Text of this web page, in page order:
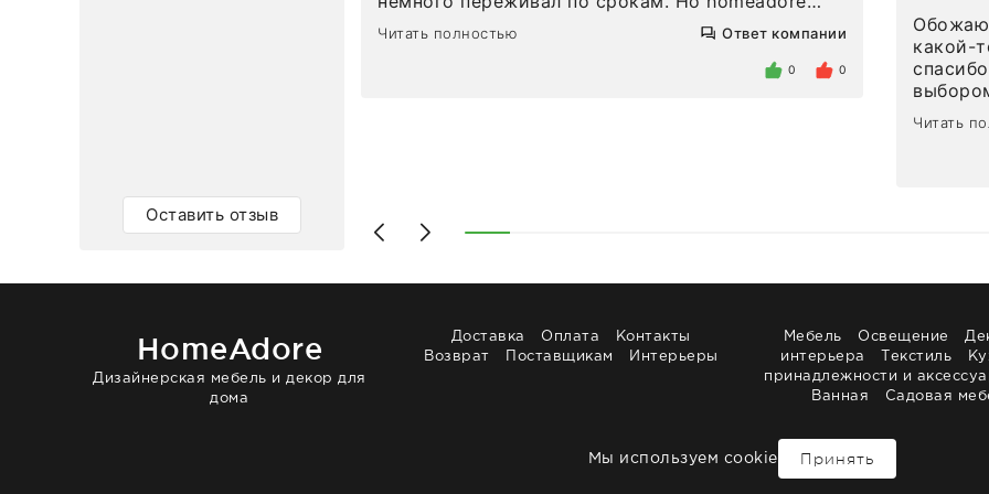
Оставить отзыв
привезли ровно в определенное в договоре
время, без задержеки. Отдельно хочу отметить
Выглядит в интерьере ровно так, как хотел. Ещё
раз - большая благодарность сотрудникам
Читать полностью Ответ компании
0 0
Обожаю
какой-
Читать
HomeAdore
Дизайнерская мебель и декор для
дома
Доставка Оплата
Контакты
Возврат
Поставщикам Интерьеры
Мебель Освещение
интерьера
Текстиль
принадлежности и
Ванная
Садовая
Мы используем cookie Принять